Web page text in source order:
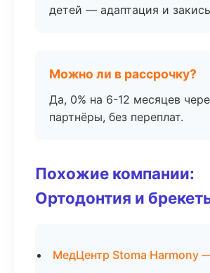
детей — адаптация и
Можно ли в рассрочку?
Да, 0% на 6-12 месяцев
партнёры, без переплат.
Похожие компании:
Ортодонтия и
МедЦентр Stoma Harmony